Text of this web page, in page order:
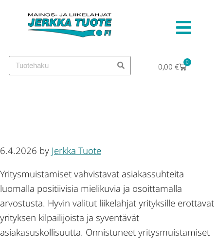
0,00 € 0
6.4.2026 by Jerkka Tuote
Yritysmuistamiset vahvistavat asiakassuhteita
luomalla positiivisia mielikuvia ja osoittamalla
arvostusta. Hyvin valitut liikelahjat yrityksille erottavat
yrityksen kilpailijoista ja syventävät
asiakasuskollisuutta. Onnistuneet yritysmuistamiset